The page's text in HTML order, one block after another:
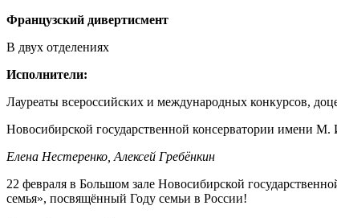
Французский дивертисмент
В двух отделениях
Исполнители:
Лауреаты всероссийских и международных конкурсов,
Новосибирской государственной консерватории имени
Елена Нестеренко, Алексей Гребёнкин
22 февраля в Большом зале Новосибирской
семья», посвящённый Году семьи в России!